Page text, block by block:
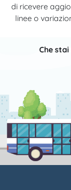
di ricevere
linee o
Che